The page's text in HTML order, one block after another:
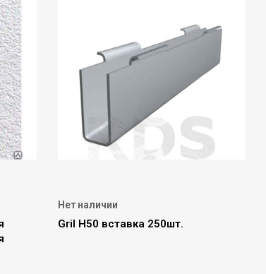
Нет наличии
Gril Н50 вставка 250шт.